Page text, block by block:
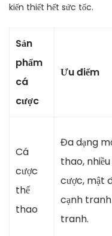
kiến thiết hết sức tốc.
Sản
phẩm
cá
cược
Ưu điểm
Cá
cược
thể
thao
Đa dạng
thao,
cược, mật
cạnh
tranh.